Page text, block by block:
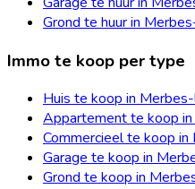
Grond te huur in
Immo te koop per type
Huis te koop in
Appartement te koop
Commercieel te koop
Garage te koop in
Grond te koop in